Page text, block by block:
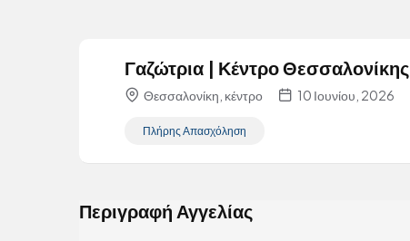
Γαζώτρια | Κέντρο Θεσσαλονίκης
Θεσσαλονίκη, κέντρο 10 Ιουνίου, 2026
Πλήρης Απασχόληση
Περιγραφή Αγγελίας